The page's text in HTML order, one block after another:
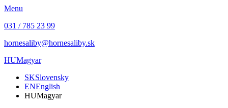
Menu
031 / 785 23 99
hornesaliby@hornesaliby.sk
HUMagyar
SKSlovensky
ENEnglish
HUMagyar